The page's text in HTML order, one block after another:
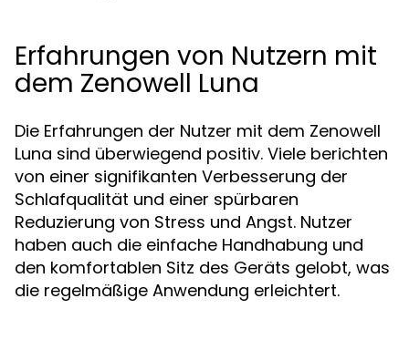
Erfahrungen von Nutzern mit
dem Zenowell Luna
Die Erfahrungen der Nutzer mit dem Zenowell
Luna sind überwiegend positiv. Viele berichten
von einer signifikanten Verbesserung der
Schlafqualität und einer spürbaren
Reduzierung von Stress und Angst. Nutzer
haben auch die einfache Handhabung und
den komfortablen Sitz des Geräts gelobt, was
die regelmäßige Anwendung erleichtert.